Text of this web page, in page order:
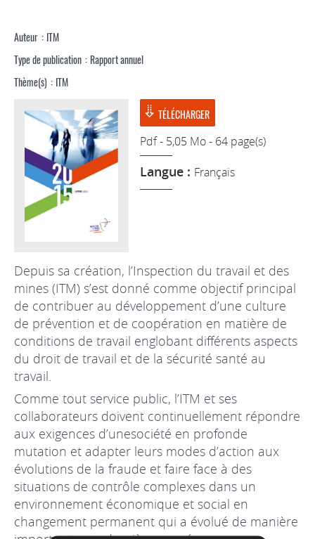
Auteur
ITM
Type de publication Rapport annuel
Thème(s)
ITM
Langue : Français
Pdf - 5,05 Mo - 64 page(s)
TÉLÉCHARGER
Depuis sa création, l’Inspection du travail et des
mines (ITM) s’est donné comme objectif principal
de contribuer au développement d’une culture
de prévention et de coopération en matière de
conditions de travail englobant différents aspects
du droit de travail et de la sécurité santé au
travail.
Comme tout service public, l’ITM et ses
collaborateurs doivent continuellement répondre
aux exigences d’unesociété en profonde
mutation et adapter leurs modes d’action aux
évolutions de la fraude et faire face à des
situations de contrôle complexes dans un
environnement économique et social en
changement permanent qui a évolué de manière